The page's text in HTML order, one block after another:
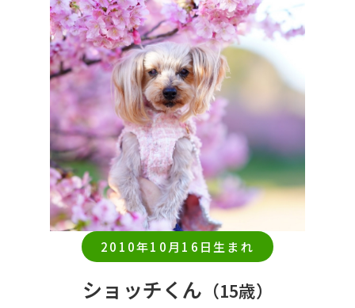
2010年10月16日生まれ
ショッチくん （15歳）